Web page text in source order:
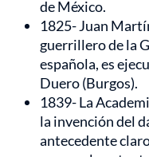
de México.
1825- Juan
guerrillero de la
española, es
Duero (Burgos).
1839- La
la invención del
antecedente